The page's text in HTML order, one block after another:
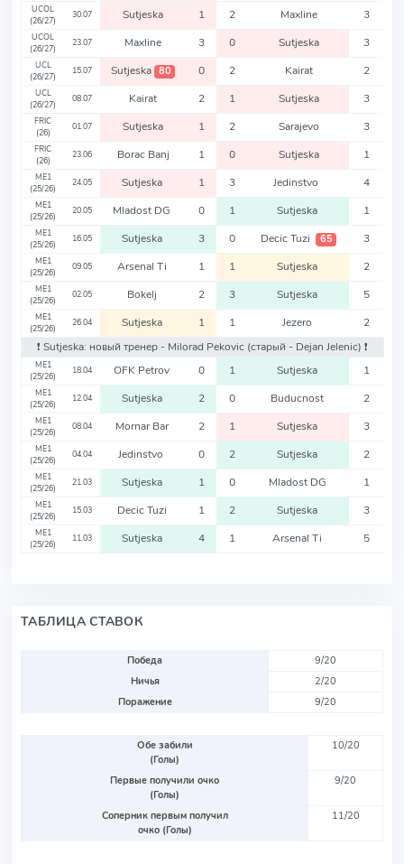
UCOL
(26/27)
30.07 Sutjeska 1 2 Maxline 3
UCOL
(26/27)
23.07 Maxline 3 0 Sutjeska 3
UCL
(26/27)
15.07 Sutjeska 80 0 2 Kairat 2
UCL
(26/27)
08.07 Kairat 2 1 Sutjeska 3
FRIC
(26)
01.07 Sutjeska 1 2 Sarajevo 3
FRIC
(26)
23.06 Borac Banj 1 0 Sutjeska 1
ME1
(25/26)
24.05 Sutjeska 1 3 Jedinstvo 4
ME1
(25/26)
20.05 Mladost DG 0 1 Sutjeska 1
ME1
(25/26)
16.05 Sutjeska 3 0 Decic Tuzi 65 3
ME1
(25/26)
09.05 Arsenal Ti 1 1 Sutjeska 2
ME1
(25/26)
02.05 Bokelj 2 3 Sutjeska 5
ME1
(25/26)
26.04 Sutjeska 1 1 Jezero
2
❗️ Sutjeska: новый тренер - Milorad Pekovic (старый - Dejan Jelenic) ❗️
ME1
(25/26)
18.04 OFK Petrov 0 1 Sutjeska 1
ME1
(25/26)
12.04 Sutjeska 2 0 Buducnost 2
ME1
(25/26)
08.04 Mornar Bar 2 1 Sutjeska 3
ME1
(25/26)
04.04 Jedinstvo 0 2 Sutjeska 2
ME1
(25/26)
21.03 Sutjeska 1 0 Mladost DG 1
ME1
(25/26)
15.03 Decic Tuzi 1 2 Sutjeska 3
ME1
(25/26)
11.03 Sutjeska 4 1 Arsenal Ti 5
ТАБЛИЦА СТАВОК
Победа
9/20
Ничья
2/20
Поражение
9/20
Обе забили
(Голы)
10/20
Первые получили очко
(Голы)
9/20
Соперник первым получил
очко (Голы)
11/20